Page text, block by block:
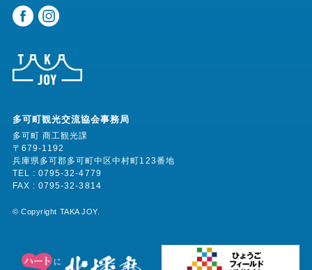
多可町観光交流協会事務局
多可町 商工観光課
〒679-1192
兵庫県多可郡多可町中区中村町123番地
TEL : 0795-32-4779
FAX : 0795-32-3814
©︎ Copyright TAKA JOY.